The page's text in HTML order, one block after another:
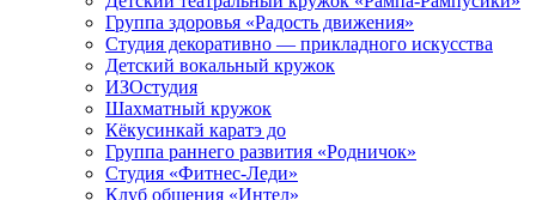
Группа здоровья «Радость движения»
Студия декоративно — прикладного искусства
Детский вокальный кружок
ИЗОстудия
Шахматный кружок
Кёкусинкай каратэ до
Группа раннего развития «Родничок»
Cтудия «Фитнес-Леди»
Клуб общения «Интел»